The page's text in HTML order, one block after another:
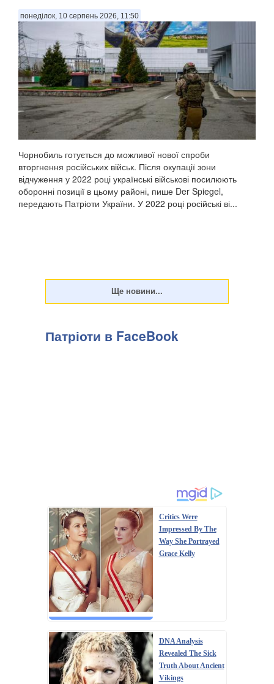
понеділок, 10 серпень 2026, 11:50
Чорнобиль готується до можливої нової спроби
вторгнення російських військ. Після окупації зони
відчуження у 2022 році українські військові посилюють
оборонні позиції в цьому районі, пише Der Spiegel,
передають Патріоти України. У 2022 році російські ві...
Патріоти в FaceBook
Critics Were
Impressed By The
Way She Portrayed
Grace Kelly
DNA Analysis
Revealed The Sick
Truth About Ancient
Vikings